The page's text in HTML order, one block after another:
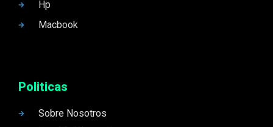
Hp
Macbook
Politicas
Sobre Nosotros